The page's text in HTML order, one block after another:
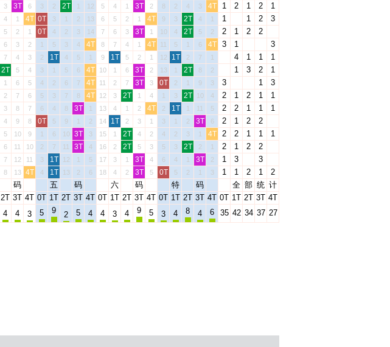
3 3T 6 3 2 2T 1 12 5 4 1 3T 2 8 2 4 3 4T 1 2 1 2
1
4 1 4T 0T 3 1 2 13 6 5 2 1 4T 9 3 2T 4 1 1 1 2
3
5 2 1 0T 4 2 3 14 7 6 3 3T 1 10 4 2T 5 2 2 1 2
2
6 3 2 1 5 3 4 4T 8 7 4 1 4T 11 5 1 6 4T 3 1
3
7 4 3 2 1T 4 5 1 9 1T 5 2 1 12 1T 2 7 1 4 1 1
1
2T 5 4 3 1 5 6 4T 10 1 6 3T 2 13 1 2T 8 2 1 3 2
1
1 6 5 4 2 6 7 4T 11 2 7 3T 3 0T 2 1 9 3 3 1
3
2 7 6 5 3 7 8 4T 12 3 2T 1 4 1 3 2T 10 4 2 1 2 1
1
3 8 7 6 4 8 3T 1 13 4 1 2 4T 2 1T 1 11 5 2 2 1 1
1
4 9 8 0T 5 9 1 2 14 1T 2 3 1 3 1 2 3T 6 2 1 2
2
5 10 9 1 6 10 3T 3 15 1 2T 4 2 4 2 3 1 4T 2 2 1 1
1
6 11 10 2 7 11 3T 4 16 2 2T 5 3 5 3 2T 2 1 2 1 2
2
7 12 11 3 1T 12 1 5 17 3 1 3T 4 6 4 1 3T 2 1 3
3
8 13 4T 4 1T 13 2 6 18 4 2 3T 5 0T 5 2 1 3 1 1 2 1
2
码 五 码 六 码 特 码 全 部 统 计
2T 3T 4T 0T 1T 2T 3T 4T 0T 1T 2T 3T 4T 0T 1T 2T 3T 4T 0T 1T 2T 3T 4T
4 4 3 5 9 2 5 4 4 3 4 9 5 3 4 8 4 6 35 42 34 37 27